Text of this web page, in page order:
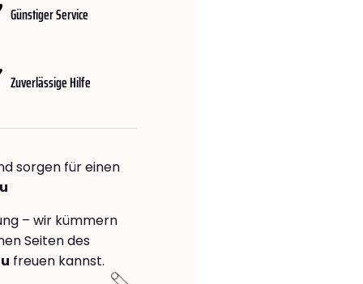
Günstiger Service
Zuverlässige Hilfe
sorgen für einen
– wir kümmern
Seiten des
freuen kannst.